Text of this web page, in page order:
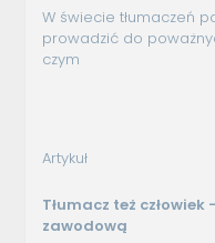
W świecie tłumaczeń
prowadzić do
czym
Artykuł
Tłumacz też
zawodową